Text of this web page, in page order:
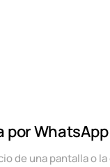
por WhatsApp
de una pantalla o